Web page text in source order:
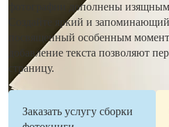
фотографии дополнены
Создайте яркий и
посвященный особенным
добавление текста позволяют
страницу.
Заказать услугу сборки